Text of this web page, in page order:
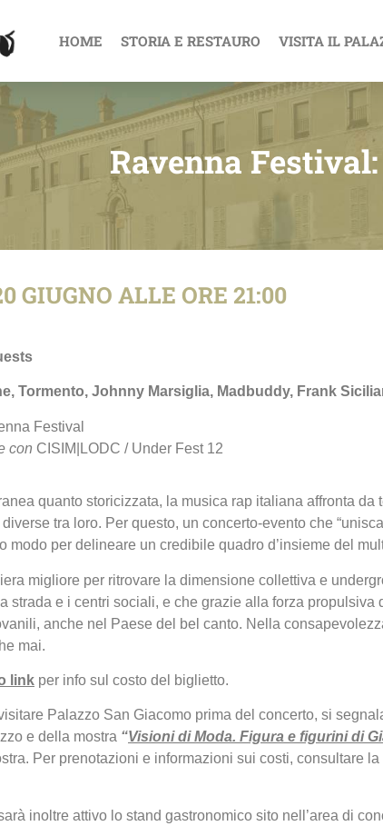
HOME STORIA E RESTAURO VISITA IL
Ravenna
GIUGNO ALLE ORE 21:00
Tormento, Johnny Marsiglia, Madbuddy, Frank
Festival
con CISIM|LODC / Under Fest 12
quanto storicizzata, la musica rap italiana affronta
tra loro. Per questo, un concerto-evento che
modo per delineare un credibile quadro d’insieme del
migliore per ritrovare la dimensione collettiva e
strada e i centri sociali, e che grazie alla forza
anche nel Paese del bel canto. Nella
mai.
link per info sul costo del biglietto.
Palazzo San Giacomo prima del concerto, si
e della mostra “Visioni di Moda. Figura e figurini di
Per prenotazioni e informazioni sui costi, consultare la
inoltre attivo lo stand gastronomico sito nell’area di